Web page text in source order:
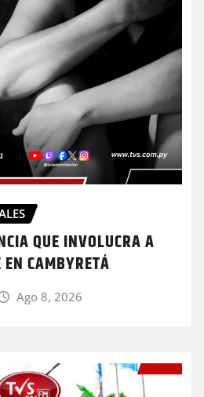
QUE INVOLUCRA A
CAMBYRETÁ
Ago 8, 2026